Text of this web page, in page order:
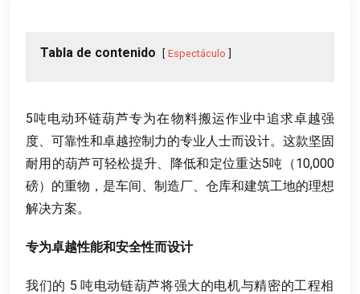
Tabla de contenido Espectáculo
5吨电动环链葫芦专为在物料搬运作业中追求卓越强
度、 可靠性和卓越控制力的专业人士而设计。 这款坚固
耐用的葫芦可轻松提升、 降低和定位重达5吨（10,000
磅）的重物 ， 是车间、 制造厂、 仓库和建筑工地的理想
解决方案。
专为卓越性能和安全性而设计
我们的 5吨电动链葫芦将强大的电机与精密的工程相